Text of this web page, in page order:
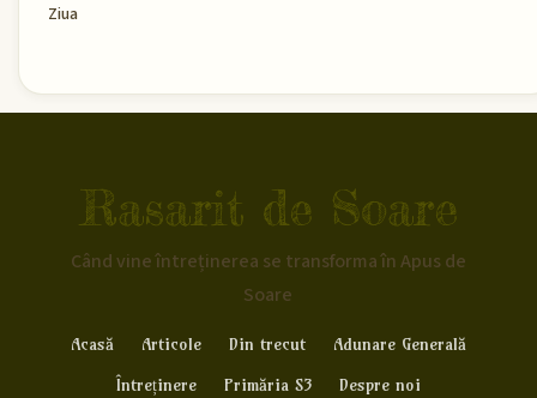
Ziua
Rasarit de Soare
Când vine întreținerea se transforma în Apus de
Soare
Acasă Articole Din trecut
Adunare Generală
Întreținere
Primăria S3 Despre noi